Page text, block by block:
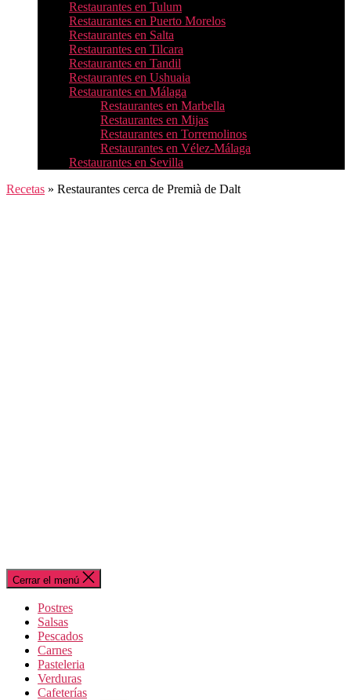
Restaurantes en Tulum
Restaurantes en Puerto Morelos
Restaurantes en Salta
Restaurantes en Tilcara
Restaurantes en Tandil
Restaurantes en Ushuaia
Restaurantes en Málaga
Restaurantes en Marbella
Restaurantes en Mijas
Restaurantes en Torremolinos
Restaurantes en Vélez-Málaga
Restaurantes en Sevilla
Recetas » Restaurantes cerca de Premià de Dalt
Cerrar el menú
Postres
Salsas
Pescados
Carnes
Pasteleria
Verduras
Cafeterías